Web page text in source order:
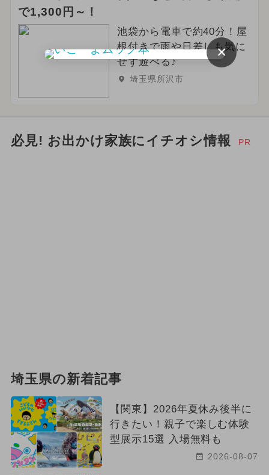
で1,300円～！
池袋から電車で約40分！屋
根付きで雨や日差しも気に
せず遊べる♪
埼玉県所沢市
必見! お出かけ家族にイチオシ情報 PR
埼玉県の新着記事
【関東】2026年夏休み後半に
行きたい！親子で楽しむ体験
型展示15選 入場無料も
2026-08-07
×